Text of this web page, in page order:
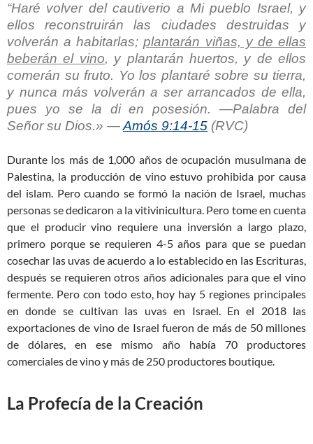
“Haré volver del cautiverio a Mi pueblo Israel, y
ellos reconstruirán las ciudades destruidas y
volverán a habitarlas;plantarán viñas, y de ellas
beberán el vino, y plantarán huertos, y de ellos
comerán su fruto. Yo los plantaré sobre su tierra,
y nunca más volverán a ser arrancados de ella,
pues yo se la di en posesión. —Palabra del
Señor su Dios.» —Amós 9:14-15 (RVC)
Durante los más de 1,000 años de ocupación musulmana de
Palestina, la producción de vino estuvo prohibida por causa
del islam. Pero cuando se formó la nación de Israel, muchas
personas se dedicaron a la vitivinicultura. Pero tome en cuenta
que el producir vino requiere una inversión a largo plazo,
primero porque se requieren 4-5 años para que se puedan
cosechar las uvas de acuerdo a lo establecido en las Escrituras,
después se requieren otros años adicionales para que el vino
fermente. Pero con todo esto, hoy hay 5 regiones principales
en donde se cultivan las uvas en Israel. En el 2018 las
exportaciones de vino de Israel fueron de más de 50 millones
de dólares, en ese mismo año había 70 productores
comerciales de vino y más de 250 productores boutique.
La Profecía de la Creación